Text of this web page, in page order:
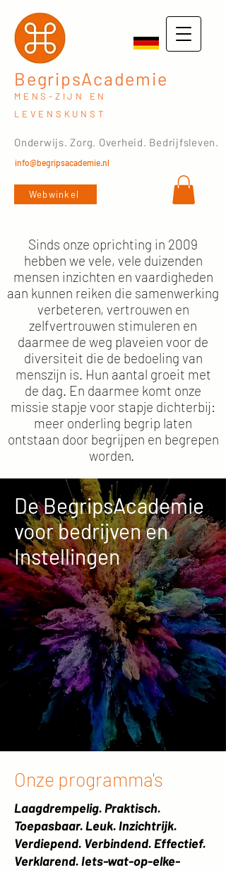
BegripsAcademie
MENS-ZIJN EN
LEVENSKUNST
info@begripsacademie.nl
Onderwijs. Zorg. Overheid. Bedrijfsleven.
Webwinkel
Sinds onze oprichting in 2009
hebben we vele, vele duizenden
mensen inzichten en vaardigheden
aan kunnen reiken die samenwerking
verbeteren, vertrouwen en
zelfvertrouwen stimuleren en
daarmee de weg plaveien voor de
diversiteit die de bedoeling van
menszijn is. Hun aantal groeit met
de dag. En daarmee komt onze
missie stapje voor stapje dichterbij:
meer onderling begrip laten
ontstaan door begrijpen en begrepen
worden.
De BegripsAcademie
voor bedrijven en
Instellingen
Onze programma's
Laagdrempelig. Praktisch.
Toepasbaar. Leuk. Inzichtrijk.
Verdiepend. Verbindend. Effectief.
Verklarend. Iets-wat-op-elke-